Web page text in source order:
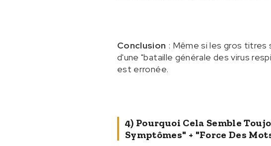
Conclusion : Même si les gros
d'une "bataille générale des virus
est erronée.
4) Pourquoi Cela Semble
Symptômes" + "force Des